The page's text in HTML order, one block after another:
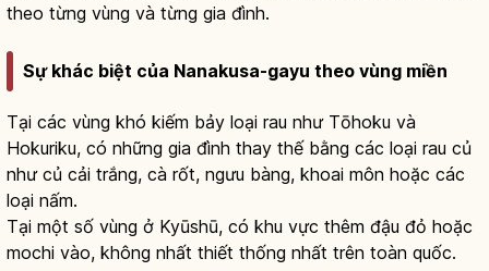
theo từng vùng và từng gia đình.
Sự khác biệt của Nanakusa-gayu theo vùng miền
Tại các vùng khó kiếm bảy loại rau như Tōhoku và
Hokuriku, có những gia đình thay thế bằng các loại rau củ
như củ cải trắng, cà rốt, ngưu bàng, khoai môn hoặc các
loại nấm.
Tại một số vùng ở Kyūshū, có khu vực thêm đậu đỏ hoặc
mochi vào, không nhất thiết thống nhất trên toàn quốc.